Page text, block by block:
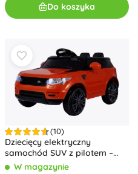
Do koszyka
(10)
Dziecięcy elektryczny
samochód SUV z pilotem –
Pomarańczowy
W magazynie